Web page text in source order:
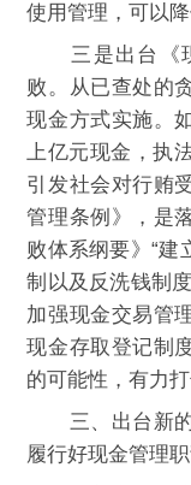
使用管理，可以降
三是出台《现
败。从已查处的
现金方式实施。
上亿元现金，执
引发社会对行贿
管理条例》，是
败体系纲要》“建
制以及反洗钱制
加强现金交易管
现金存取登记制
的可能性，有力打
三、出台新的
履行好现金管理